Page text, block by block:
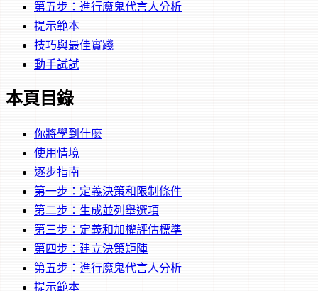
第五步：進行魔鬼代言人分析
提示範本
技巧與最佳實踐
動手試試
本頁目錄
你將學到什麼
使用情境
逐步指南
第一步：定義決策和限制條件
第二步：生成並列舉選項
第三步：定義和加權評估標準
第四步：建立決策矩陣
第五步：進行魔鬼代言人分析
提示範本